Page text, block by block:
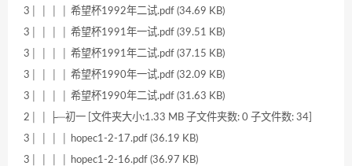
3│ │ │ │ 希望杯1992年二试.pdf (34.69 KB)
3│ │ │ │ 希望杯1991年一试.pdf (39.51 KB)
3│ │ │ │ 希望杯1991年二试.pdf (37.15 KB)
3│ │ │ │ 希望杯1990年一试.pdf (32.09 KB)
3│ │ │ │ 希望杯1990年二试.pdf (31.63 KB)
2│ │ ├─初一 [文件夹大小:1.33 MB 子文件夹数: 0 子文件数: 34]
3│ │ │ │ hopec1-2-17.pdf (36.19 KB)
3│ │ │ │ hopec1-2-16.pdf (36.97 KB)